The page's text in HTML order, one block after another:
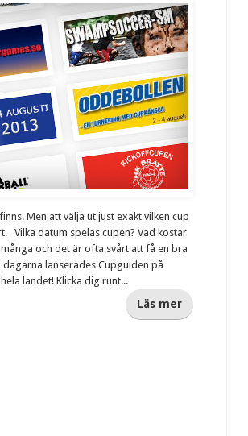
Men att välja ut just exakt vilken cup
Vilka datum spelas cupen? Vad kostar
och det är ofta svårt att få en bra
lanserades Cupguiden på
landet! Klicka dig runt...
Läs mer